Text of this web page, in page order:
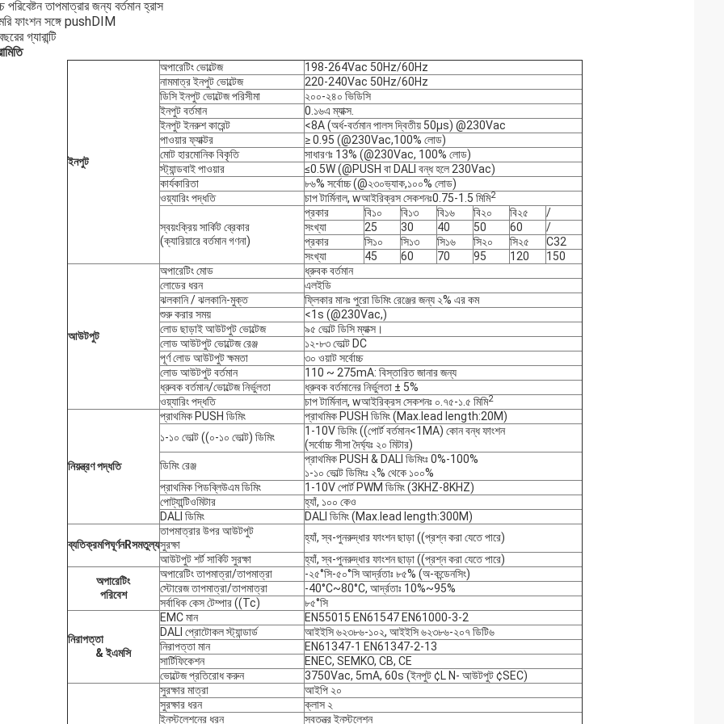
পরিবেষ্টন তাপমাত্রার জন্য বর্তমান হ্রাস
ফাংশন সঙ্গে pushDIM
গ্যারান্টি
ইনপুট
অপারেটিং ভোল্টেজ
198-264Vac 50Hz/60Hz
নামমাত্র ইনপুট ভোল্টেজ
220-240Vac 50Hz/60Hz
ডিসি ইনপুট ভোল্টেজ পরিসীমা
২০০-২৪০ ভিডিসি
ইনপুট বর্তমান
0.১৬এ ম্যাক্স.
ইনপুট ইনরুশ কারেন্ট
<8A (অর্ধ-বর্তমান পালস দ্বিতীয় 50μs) @230Vac
পাওয়ার ফ্যাক্টর
≥ 0.95 (@230Vac,100% লোড)
মোট হারমোনিক বিকৃতি
সাধারণঃ 13% (@230Vac, 100% লোড)
স্ট্যান্ডবাই পাওয়ার
≤0.5W (@PUSH বা DALI বন্ধ হলে 230Vac)
কার্যকারিতা
৮৬% সর্বোচ্চ (@২৩০ভ্যাক,১০০% লোড)
ওয়্যারিং পদ্ধতি
চাপ টার্মিনাল, wআইরিক্রস সেকশনঃ0.75-1.5 মিমি2
স্বয়ংক্রিয় সার্কিট ব্রেকার
(ক্যারিয়ারে বর্তমান গণনা)
প্রকার বি১০ বি১৩ বি১৬ বি২০ বি২৫
/
সংখ্যা
25 30 40 50 60
/
প্রকার
সি১০ সি১৩ সি১৬ সি২০ সি২৫
C32
সংখ্যা
45 60 70 95 120 150
আউটপুট
অপারেটিং মোড
ধ্রুবক বর্তমান
লোডের ধরন
এলইডি
ঝলকানি / ঝলকানি-মুক্ত
ফ্লিকার মানঃ পুরো ডিমিং রেঞ্জের জন্য ২% এর কম
শুরু করার সময়
<1s (@230Vac,)
লোড ছাড়াই আউটপুট ভোল্টেজ
৯৫ ভোল্ট ডিসি ম্যাক্স।
লোড আউটপুট ভোল্টেজ রেঞ্জ
১২-৮৩ ভোল্ট DC
পূর্ণ লোড আউটপুট ক্ষমতা
৩০ ওয়াট সর্বোচ্চ
লোড আউটপুট বর্তমান
110 ~ 275mA: বিস্তারিত জানার জন্য
ধ্রুবক বর্তমান/ভোল্টেজ নির্ভুলতা
ধ্রুবক বর্তমানের নির্ভুলতা ± 5%
ওয়্যারিং পদ্ধতি
চাপ টার্মিনাল, wআইরিক্রস সেকশনঃ ০.৭৫-১.৫ মিমি2
নিয়ন্ত্রণ পদ্ধতি
প্রাথমিক PUSH ডিমিং
প্রাথমিক PUSH ডিমিং (Max.lead length:20M)
১-১০ ভোল্ট ((০-১০ ভোল্ট) ডিমিং
1-10V ডিমিং ((পোর্ট বর্তমান<1MA) কোন বন্ধ ফাংশন
(সর্বোচ্চ সীসা দৈর্ঘ্যঃ ২০ মিটার)
ডিমিং রেঞ্জ
প্রাথমিক PUSH & DALI ডিমিংঃ 0%-100%
১-১০ ভোল্ট ডিমিংঃ ২% থেকে ১০০%
প্রাথমিক পিডব্লিউএম ডিমিং
1-10V পোর্ট PWM ডিমিং (3KHZ-8KHZ)
পোট্যান্টিওমিটার
হ্যাঁ, ১০০ কেও
DALI ডিমিং
DALI ডিমিং (Max.lead length:300M)
ব্যতিক্রমপিঘূর্ণনRসমতুল্য
তাপমাত্রার উপর আউটপুট
সুরক্ষা
হ্যাঁ, স্ব-পুনরুদ্ধার ফাংশন ছাড়া ((প্রশ্ন করা যেতে পারে)
আউটপুট শর্ট সার্কিট সুরক্ষা
হ্যাঁ, স্ব-পুনরুদ্ধার ফাংশন ছাড়া ((প্রশ্ন করা যেতে পারে)
অপারেটিং
পরিবেশ
অপারেটিং তাপমাত্রা/তাপমাত্রা
-২৫°সি-৫০°সি আর্দ্রতাঃ ৮৫% (অ-কন্ডেনসিং)
স্টোরেজ তাপমাত্রা/তাপমাত্রা
-40°C~80°C, আর্দ্রতাঃ 10%~95%
সর্বাধিক কেস টেম্পার ((Tc)
৮৫°সি
নিরাপত্তা
& ইএমসি
EMC মান
EN55015 EN61547 EN61000-3-2
DALI প্রোটোকল স্ট্যান্ডার্ড
আইইসি ৬২৩৮৬-১০২, আইইসি ৬২৩৮৬-২০৭ ডিটি৬
নিরাপত্তা মান
EN61347-1 EN61347-2-13
সার্টিফিকেশন
ENEC, SEMKO, CB, CE
ভোল্টেজ প্রতিরোধ করুন
3750Vac, 5mA, 60s (ইনপুট ¢L N- আউটপুট ¢SEC)
সুরক্ষার মাত্রা
আইপি ২০
সুরক্ষার ধরন
ক্লাস ২
ইনস্টলেশনের ধরন
স্বতন্ত্র ইনস্টলেশন